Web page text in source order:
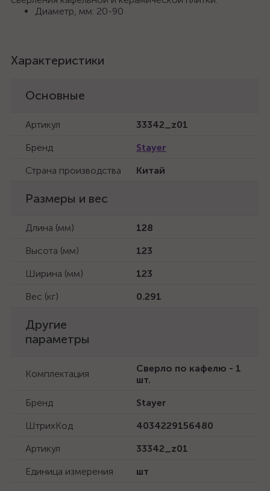
Диаметр, мм: 20-90
Характеристики
Основные
Артикул
33342_z01
Бренд
Stayer
Страна производства
Китай
Размеры и вес
Длина (мм)
128
Высота (мм)
123
Ширина (мм)
123
Вес (кг)
0.291
Другие
параметры
Комплектация
Сверло по кафелю - 1
шт.
Бренд
Stayer
ШтрихКод
4034229156480
Артикул
33342_z01
Единица измерения
шт